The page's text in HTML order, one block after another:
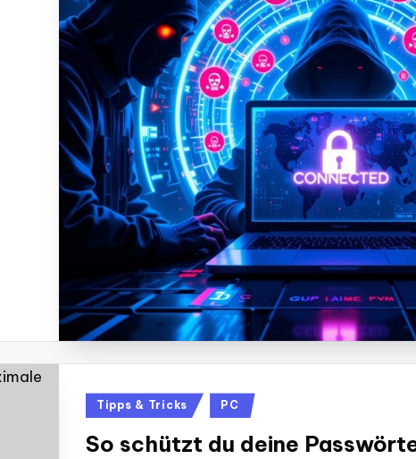
Posted
Tipps & Tricks PC
So schützt du deine